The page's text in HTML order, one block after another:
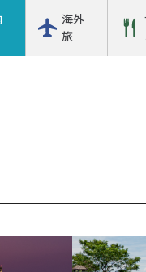
海外
旅